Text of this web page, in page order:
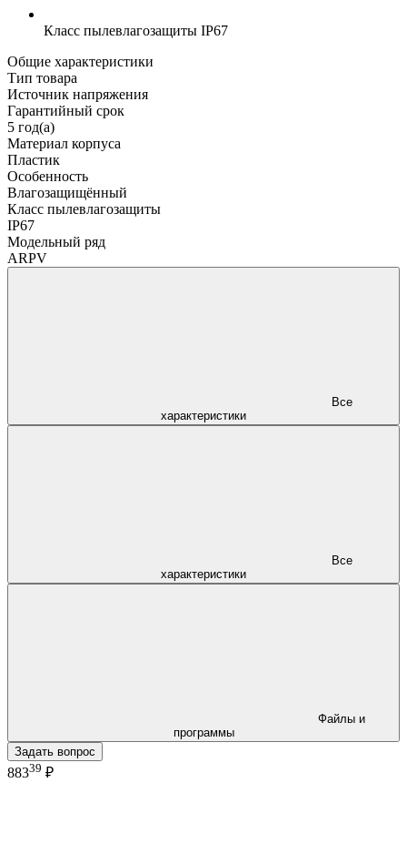
Класс пылевлагозащиты IP67
Общие характеристики
Тип товара
Источник напряжения
Гарантийный срок
5 год(а)
Материал корпуса
Пластик
Особенность
Влагозащищённый
Класс пылевлагозащиты
IP67
Модельный ряд
ARPV
характеристики
характеристики
программы
Задать вопрос
88339 ₽